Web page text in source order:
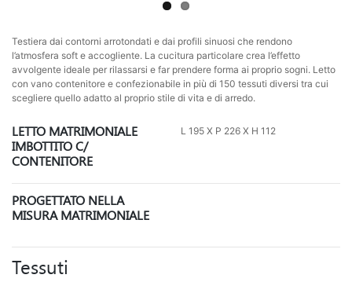
Testiera dai contorni arrotondati e dai profili sinuosi che rendono
l’atmosfera soft e accogliente. La cucitura particolare crea l’effetto
avvolgente ideale per rilassarsi e far prendere forma ai proprio sogni. Letto
con vano contenitore e confezionabile in più di 150 tessuti diversi tra cui
scegliere quello adatto al proprio stile di vita e di arredo.
LETTO MATRIMONIALE
IMBOTTITO C/
CONTENITORE
L 195 X P 226 X H 112
PROGETTATO NELLA
MISURA MATRIMONIALE
Tessuti